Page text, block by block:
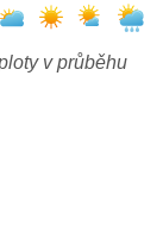
v průběhu